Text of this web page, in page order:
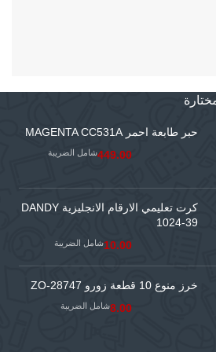
حبر طابعة احمر MAGENTA CC531A
449.00شامل الضريبة
كرت تعليمي الارقام الانجليزية DANDY
1024-39
10.00شامل الضريبة
خرز منوع 10 قطعة زورو ZO-28747
8.00شامل الضريبة